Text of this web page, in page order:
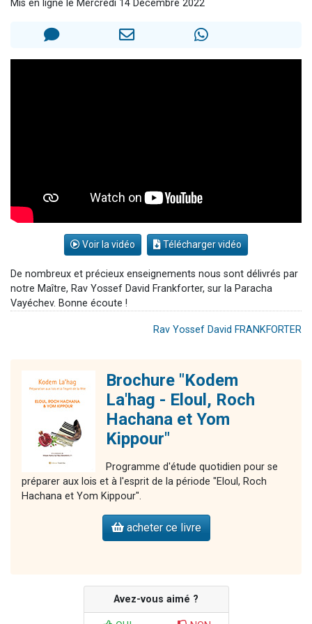
Mis en ligne le Mercredi 14 Décembre 2022
Voir la vidéo Télécharger vidéo
De nombreux et précieux enseignements nous sont délivrés par
notre Maître, Rav Yossef David Frankforter, sur la Paracha
Vayéchev. Bonne écoute !
Rav Yossef David FRANKFORTER
Brochure "Kodem
La'hag - Eloul, Roch
Hachana et Yom
Kippour"
Programme d'étude quotidien pour se
préparer aux lois et à l'esprit de la période "Eloul, Roch
Hachana et Yom Kippour".
acheter ce livre
Avez-vous aimé ?